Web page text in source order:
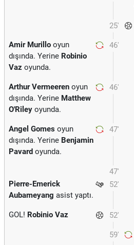
25'
46'
Amir Murillo oyun
dışında. Yerine Robinio
Vaz oyunda.
46'
Arthur Vermeeren oyun
dışında. Yerine Matthew
O'Riley oyunda.
47'
Angel Gomes oyun
dışında. Yerine Benjamin
Pavard oyunda.
47'
52'
Pierre-Emerick
Aubameyang asist yaptı.
52'
GOL! Robinio Vaz
59'